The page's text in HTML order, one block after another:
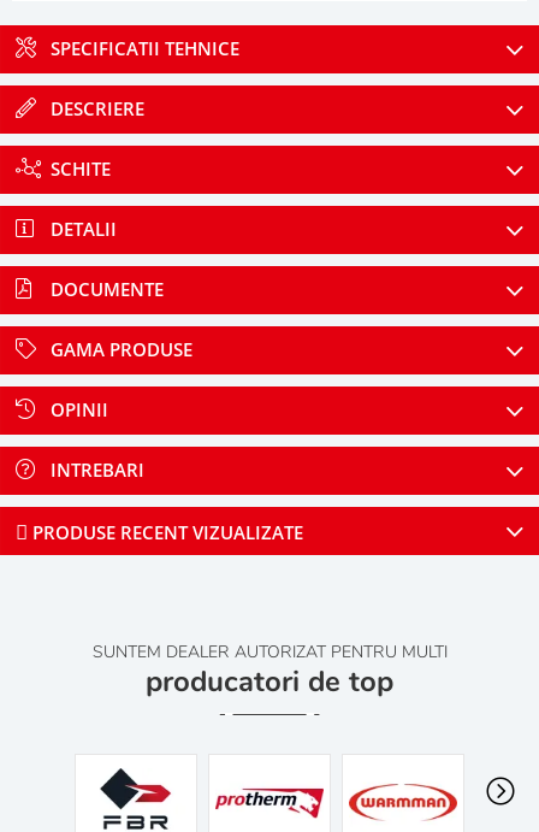
SPECIFICATII TEHNICE
DESCRIERE
SCHITE
DETALII
DOCUMENTE
GAMA PRODUSE
OPINII
INTREBARI
PRODUSE RECENT VIZUALIZATE
SUNTEM DEALER AUTORIZAT PENTRU MULTI
producatori de top